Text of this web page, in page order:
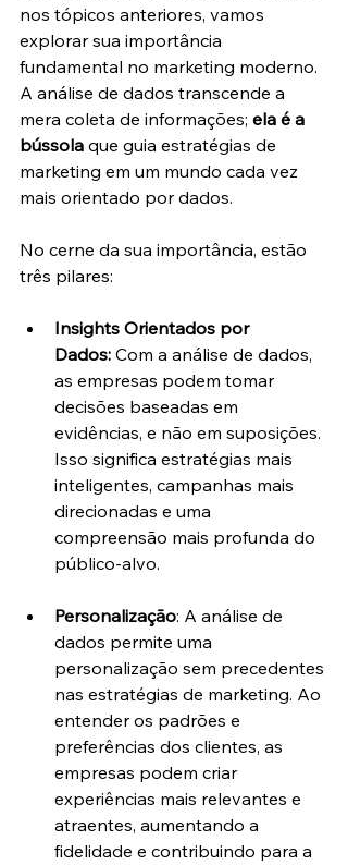
nos tópicos anteriores, vamos
explorar sua importância
fundamental no marketing moderno.
A análise de dados transcende a
mera coleta de informações; ela é a
bússola que guia estratégias de
marketing em um mundo cada vez
mais orientado por dados.
No cerne da sua importância, estão
três pilares:
Insights Orientados por
Dados: Com a análise de dados,
as empresas podem tomar
decisões baseadas em
evidências, e não em suposições.
Isso significa estratégias mais
inteligentes, campanhas mais
direcionadas e uma
compreensão mais profunda do
público-alvo.
Personalização: A análise de
dados permite uma
personalização sem precedentes
nas estratégias de marketing. Ao
entender os padrões e
preferências dos clientes, as
empresas podem criar
experiências mais relevantes e
atraentes, aumentando a
fidelidade e contribuindo para a